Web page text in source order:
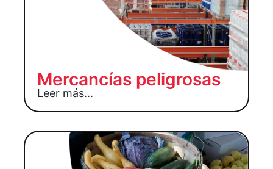
Mercancías peligrosas
Leer más...